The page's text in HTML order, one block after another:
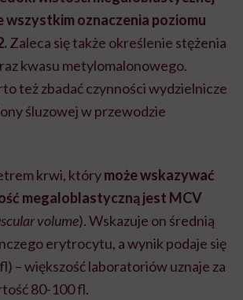
wszystkim oznaczenia poziomu
Zaleca się także określenie stężenia
kwasu metylomalonowego.
też zbadać czynności wydzielnicze
śluzowej w przewodzie
krwi, którymoże wskazywać
megaloblastyczną jest MCV
volume). Wskazuje on średnią
erytrocytu, a wynik podaje się
– większość laboratoriów uznaje za
80-100 fl.